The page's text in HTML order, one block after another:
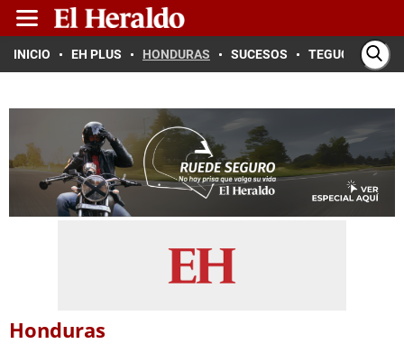
INICIO EH PLUS HONDURAS SUCESOS TEGUCIGALPA
Honduras